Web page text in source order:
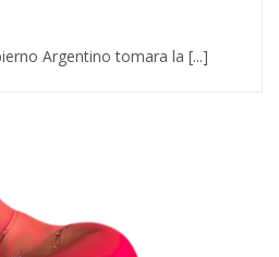
Argentino tomara la [...]